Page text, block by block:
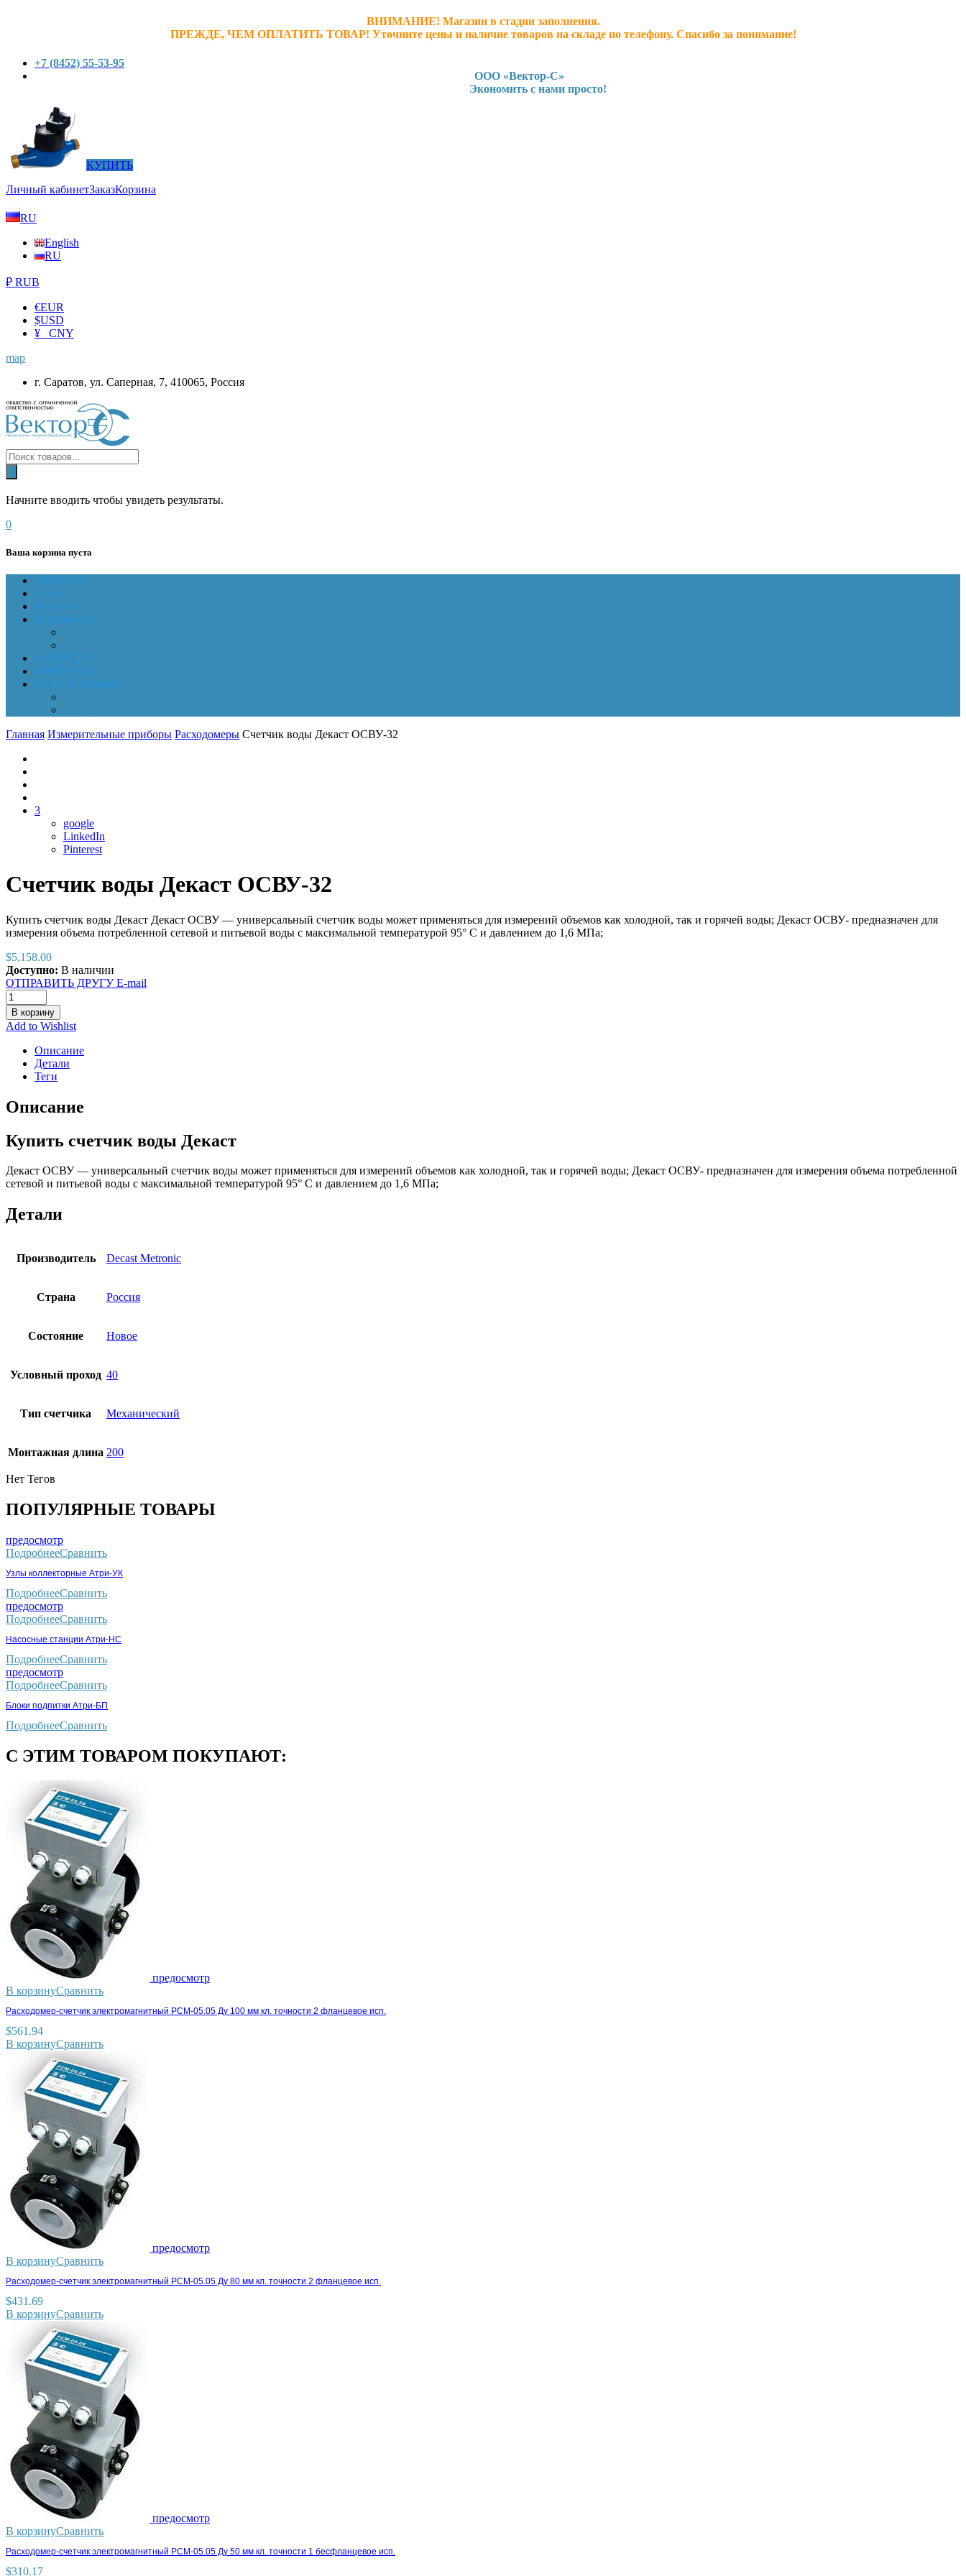
ВНИМАНИЕ! Магазин в стадии заполнения.
ПРЕЖДЕ, ЧЕМ ОПЛАТИТЬ ТОВАР! Уточните цены и наличие товаров на складе по телефону. Спасибо за понимание!
+7 (8452) 55-53-95
ООО «Вектор-С»
Экономить с нами просто!
КУПИТЬ
Личный кабинетЗаказКорзина
RU
English
RU
₽ RUB
€EUR
$USD
¥ CNY
map
г. Саратов, ул. Саперная, 7, 410065, Россия
Начните вводить чтобы увидеть результаты.
0
Ваша корзина пуста
ГЛАВНАЯ
О НАС
Магазин
Документы
НОВОСТИ
КОНТАКТЫ
Личный кабинет
Главная Измерительные приборы Расходомеры Счетчик воды Декаст ОСВУ-32
3
google
LinkedIn
Pinterest
Счетчик воды Декаст ОСВУ-32
Купить счетчик воды Декаст Декаст ОСВУ — универсальный счетчик воды может применяться для измерений объемов как холодной, так и горячей воды; Декаст ОСВУ- предназначен для
измерения объема потребленной сетевой и питьевой воды с максимальной температурой 95° C и давлением до 1,6 МПа;
$5,158.00
Доступно: В наличии
ОТПРАВИТЬ ДРУГУ E-mail
В корзину
Add to Wishlist
Описание
Детали
Теги
Описание
Купить счетчик воды Декаст
Декаст ОСВУ — универсальный счетчик воды может применяться для измерений объемов как холодной, так и горячей воды; Декаст ОСВУ- предназначен для измерения объема потребленной
сетевой и питьевой воды с максимальной температурой 95° C и давлением до 1,6 МПа;
Детали
Производитель Decast Metronic
Страна Россия
Состояние Новое
Условный проход 40
Тип счетчика Механический
Монтaжнaя длинa 200
Нет Тегов
ПОПУЛЯРНЫЕ ТОВАРЫ
предосмотр
ПодробнееСравнить
Узлы коллекторные Атри-УК
ПодробнееСравнить
предосмотр
ПодробнееСравнить
Насосные станции Атри-НС
ПодробнееСравнить
предосмотр
ПодробнееСравнить
Блоки подпитки Атри-БП
ПодробнееСравнить
С ЭТИМ ТОВАРОМ ПОКУПАЮТ:
предосмотр
В корзинуСравнить
Расходомер-счетчик электромагнитный РСМ-05.05 Ду 100 мм кл. точности 2 фланцевое исп.
$561.94
В корзинуСравнить
предосмотр
В корзинуСравнить
Расходомер-счетчик электромагнитный РСМ-05.05 Ду 80 мм кл. точности 2 фланцевое исп.
$431.69
В корзинуСравнить
предосмотр
В корзинуСравнить
Расходомер-счетчик электромагнитный РСМ-05.05 Ду 50 мм кл. точности 1 бесфланцевое исп.
$310.17